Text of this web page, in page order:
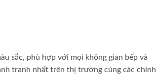
sắc, phù hợp với mọi không gian bếp và
tranh nhất trên thị trường cùng các chính